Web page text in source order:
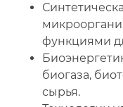
функциями
биогаза,
сырья.